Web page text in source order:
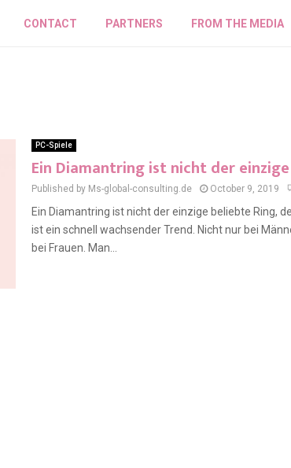
CONTACT PARTNERS FROM THE MEDIA
PC-Spiele
Ein Diamantring ist nicht der
Published by Ms-global-consulting.de October 9, 2019
Ein Diamantring ist nicht der einzige beliebte Ring,
ist ein schnell wachsender Trend. Nicht nur bei
bei Frauen. Man...